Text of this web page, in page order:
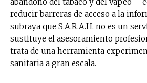
reducir barreras de acceso a la
subraya que S.A.R.A.H. no es un
sustituye el asesoramiento
trata de una herramienta
sanitaria a gran escala.